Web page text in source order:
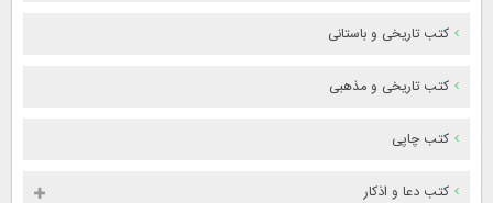
کتب تاریخی و باستانی
کتب تاریخی و مذهبی
کتب چاپی
کتب دعا و اذکار